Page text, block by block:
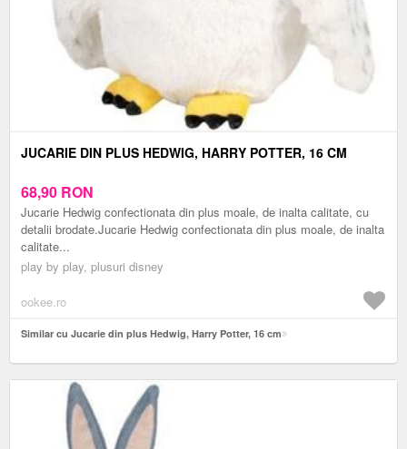
JUCARIE DIN PLUS HEDWIG, HARRY POTTER, 16 CM
68,90 RON
Jucarie Hedwig confectionata din plus moale, de inalta calitate, cu
detalii brodate.Jucarie Hedwig confectionata din plus moale, de inalta
calitate...
play by play, plusuri disney
ookee.ro
Similar cu Jucarie din plus Hedwig, Harry Potter, 16 cm